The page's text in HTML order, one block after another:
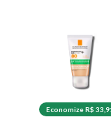
Economize R$